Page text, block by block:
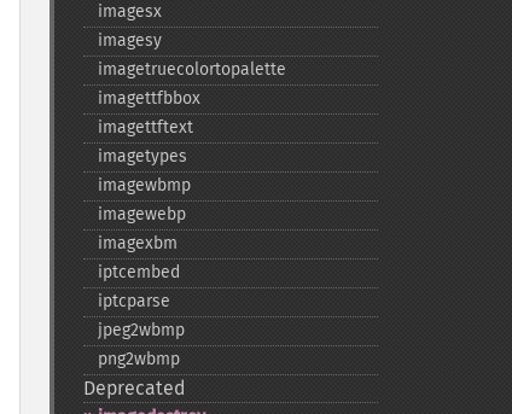
imagesx
imagesy
imagetruecolortopalette
imagettfbbox
imagettftext
imagetypes
imagewbmp
imagewebp
imagexbm
iptcembed
iptcparse
jpeg2wbmp
png2wbmp
Deprecated